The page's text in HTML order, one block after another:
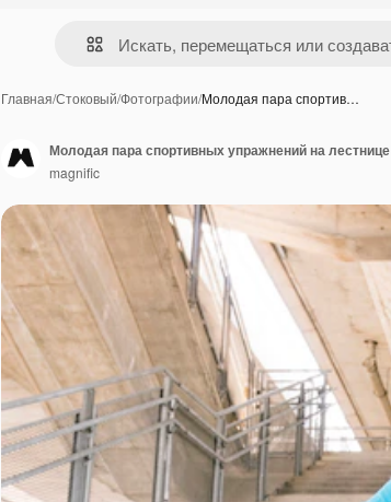
Главная/Стоковый/Фотографии/Молодая пара спортив…
Молодая пара спортивных упражнений на лестнице
magnific